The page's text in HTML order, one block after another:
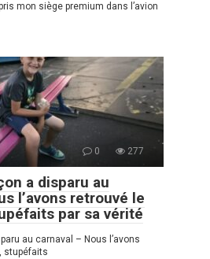
mon siège premium dans l’avion
0 277
a disparu au
l’avons retrouvé le
par sa vérité
au carnaval – Nous l’avons
stupéfaits